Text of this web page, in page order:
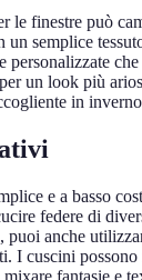
le finestre può
un semplice
personalizzate
un look più
in
e a basso
federe di
puoi anche
I cuscini